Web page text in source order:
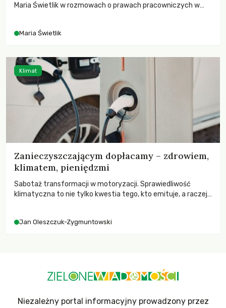
Maria Świetlik w rozmowach o prawach pracowniczych w
Maria Świetlik
Zanieczyszczającym dopłacamy – zdrowiem,
klimatem, pieniędzmi
Sabotaż transformacji w motoryzacji. Sprawiedliwość
klimatyczna to nie tylko kwestia tego, kto emituje, a raczej
Jan Oleszczuk-Zygmuntowski
Klimat
Niezależny portal informacyjny prowadzony przez